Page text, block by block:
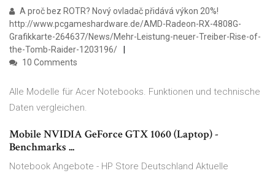
A proč bez ROTR? Nový ovladač přidává výkon 20%!
http://www.pcgameshardware.de/AMD-Radeon-RX-4808G-
Grafikkarte-264637/News/Mehr-Leistung-neuer-Treiber-Rise-of-
the-Tomb-Raider-1203196/
10 Comments
Alle Modelle für Acer Notebooks. Funktionen und technische
Daten vergleichen.
Mobile NVIDIA GeForce GTX 1060 (Laptop) -
Benchmarks ...
Notebook Angebote - HP Store Deutschland Aktuelle